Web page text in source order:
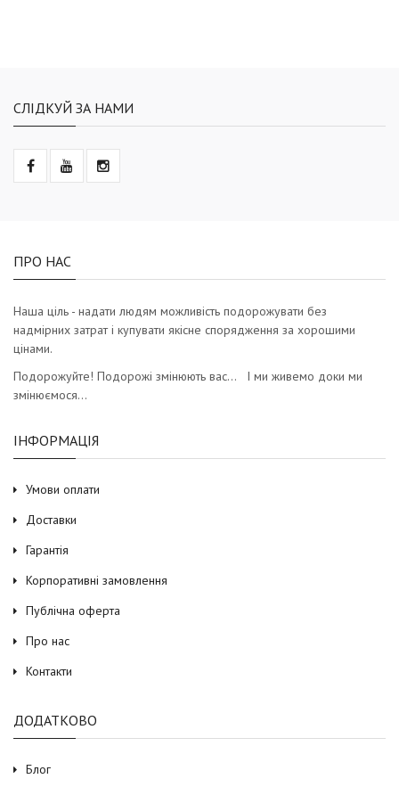
СЛІДКУЙ ЗА НАМИ
ПРО НАС
Наша ціль - надати людям можливість подорожувати без
надмірних затрат і купувати якісне спорядження за хорошими
цінами.
Подорожуйте! Подорожі змінюють вас… І ми живемо доки ми
змінюємося…
ІНФОРМАЦІЯ
Умови оплати
Доставки
Гарантія
Корпоративні замовлення
Публічна оферта
Про нас
Контакти
ДОДАТКОВО
Блог